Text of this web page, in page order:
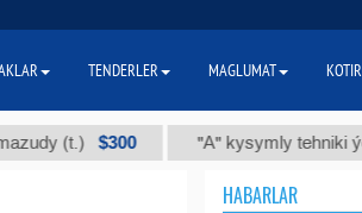
(t.) $300 "А" kysymly tehniki ýody (t.)
HABARLAR
TENDERLER MAGLUMAT